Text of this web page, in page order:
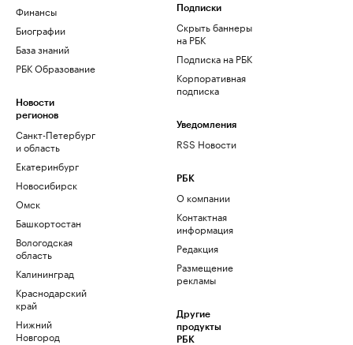
Финансы
Биографии
База знаний
РБК Образование
Новости
регионов
Санкт-Петербург
и область
Екатеринбург
Новосибирск
Омск
Башкортостан
Вологодская
область
Калининград
Краснодарский
край
Нижний
Новгород
Подписки
Скрыть баннеры
на РБК
Подписка на РБК
Корпоративная
подписка
Уведомления
RSS Новости
РБК
О компании
Контактная
информация
Редакция
Размещение
рекламы
Другие
продукты
РБК